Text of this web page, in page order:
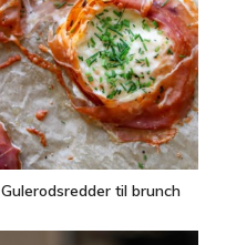
Gulerodsredder til brunch